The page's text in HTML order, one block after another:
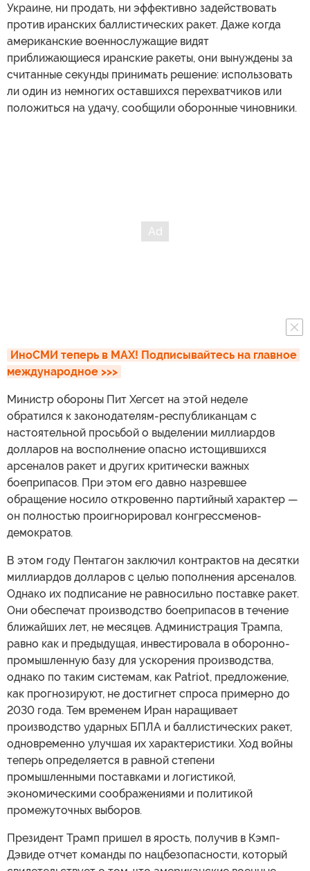
Украине, ни продать, ни эффективно задействовать
против иранских баллистических ракет. Даже когда
американские военнослужащие видят
приближающиеся иранские ракеты, они вынуждены за
считанные секунды принимать решение: использовать
ли один из немногих оставшихся перехватчиков или
положиться на удачу, сообщили оборонные чиновники.
ИноСМИ теперь в MAX! Подписывайтесь на главное
международное >>>
Министр обороны Пит Хегсет на этой неделе
обратился к законодателям-республиканцам с
настоятельной просьбой о выделении миллиардов
долларов на восполнение опасно истощившихся
арсеналов ракет и других критически важных
боеприпасов. При этом его давно назревшее
обращение носило откровенно партийный характер —
он полностью проигнорировал конгрессменов-
демократов.
В этом году Пентагон заключил контрактов на десятки
миллиардов долларов с целью пополнения арсеналов.
Однако их подписание не равносильно поставке ракет.
Они обеспечат производство боеприпасов в течение
ближайших лет, не месяцев. Администрация Трампа,
равно как и предыдущая, инвестировала в оборонно-
промышленную базу для ускорения производства,
однако по таким системам, как Patriot, предложение,
как прогнозируют, не достигнет спроса примерно до
2030 года. Тем временем Иран наращивает
производство ударных БПЛА и баллистических ракет,
одновременно улучшая их характеристики. Ход войны
теперь определяется в равной степени
промышленными поставками и логистикой,
экономическими соображениями и политикой
промежуточных выборов.
Президент Трамп пришел в ярость, получив в Кэмп-
Дэвиде отчет команды по нацбезопасности, который